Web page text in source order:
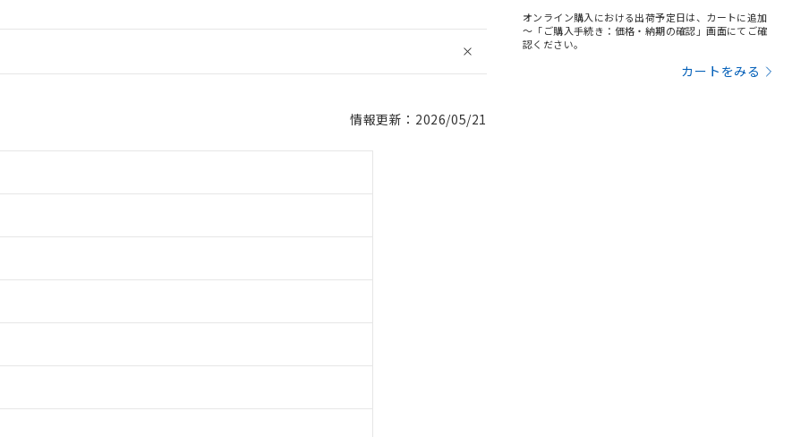
情報更新：2026/05/21
オンライン購入における出荷予定日は、カートに追加
～「ご購入手続き：価格・納期の確認」画面にてご確
認ください。
カートをみる